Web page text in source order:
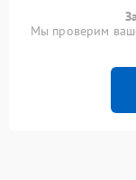
Мы проверим